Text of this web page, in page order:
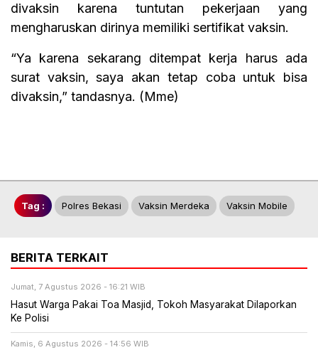
divaksin karena tuntutan pekerjaan yang
mengharuskan dirinya memiliki sertifikat vaksin.
“Ya karena sekarang ditempat kerja harus ada
surat vaksin, saya akan tetap coba untuk bisa
divaksin,” tandasnya. (Mme)
Tag : Polres Bekasi Vaksin Merdeka Vaksin Mobile
BERITA TERKAIT
Jumat, 7 Agustus 2026 - 16:21 WIB
Hasut Warga Pakai Toa Masjid, Tokoh Masyarakat Dilaporkan
Ke Polisi
Kamis, 6 Agustus 2026 - 14:56 WIB